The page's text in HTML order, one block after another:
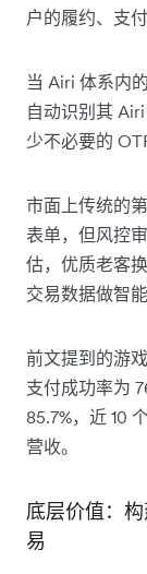
户的履约、支
当 Airi 体系内
自动识别其
少不必要的
市面上传统的
表单，但风控
估，优质老客
交易数据做智
前文提到的游
支付成功率为
85.7%，近 10
营收。
底层价值：
易